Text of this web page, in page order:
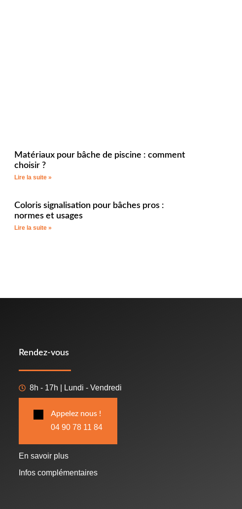
Matériaux pour bâche de piscine : comment
choisir ?
Lire la suite »
Coloris signalisation pour bâches pros :
normes et usages
Lire la suite »
Rendez-vous
8h - 17h | Lundi - Vendredi
Appelez nous !
04 90 78 11 84
En savoir plus
Infos complémentaires